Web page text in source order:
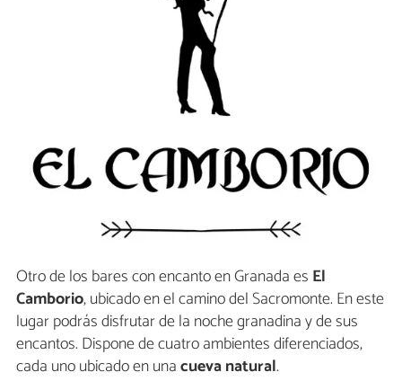
Otro de los bares con encanto en Granada es El
Camborio, ubicado en el camino del Sacromonte. En este
lugar podrás disfrutar de la noche granadina y de sus
encantos. Dispone de cuatro ambientes diferenciados,
cada uno ubicado en unacueva natural.